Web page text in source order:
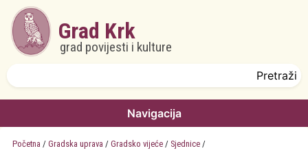
Skoči na glavni sadržaj
Grad Krk
grad povijesti i kulture
Navigacija
Početna / Gradska uprava / Gradsko vijeće / Sjednice /